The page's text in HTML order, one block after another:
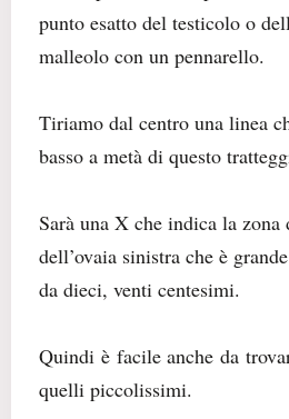
punto esatto del testicolo o
malleolo con un pennarello.
Tiriamo dal centro una linea
basso a metà di questo
Sarà una X che indica la
dell’ovaia sinistra che è
da dieci, venti centesimi.
Quindi è facile anche da
quelli piccolissimi.